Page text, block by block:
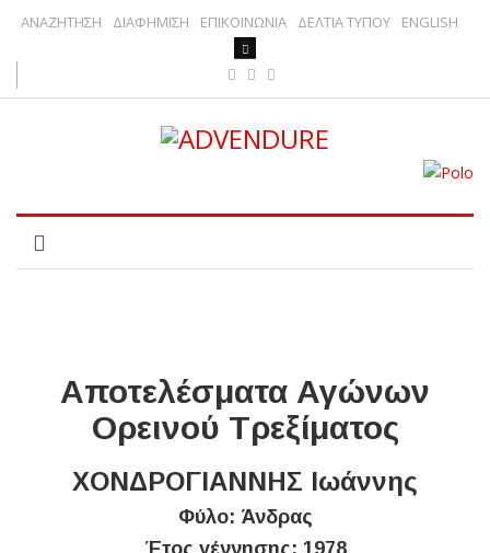
ΑΝΑΖΗΤΗΣΗ ΔΙΑΦΗΜΙΣΗ ΕΠΙΚΟΙΝΩΝΙΑ ΔΕΛΤΙΑ ΤΥΠΟΥ ENGLISH
Αποτελέσματα Αγώνων
Ορεινού Τρεξίματος
ΧΟΝΔΡΟΓΙΑΝΝΗΣ Ιωάννης
Φύλο: Άνδρας
Έτος γέννησης: 1978